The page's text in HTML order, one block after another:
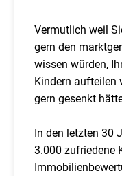
Vermutlich weil
gern den
wissen würden,
Kindern aufteilen
gern gesenkt
In den letzten 30
3.000 zufriedene